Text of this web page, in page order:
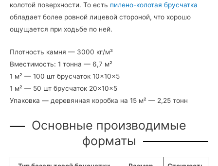
колотой поверхности. То есть пилено-колотая брусчатка
обладает более ровной лицевой стороной, что хорошо
ощущается при ходьбе по ней.
Плотность камня — 3000 кг/м³
Вместимость: 1 тонна — 6,7 м²
1 м² — 100 шт брусчаток 10×10×5
1 м² — 50 шт брусчаток 20×10×5
Упаковка — деревянная коробка на 15 м² — 2,25 тонн
Основные производимые
форматы